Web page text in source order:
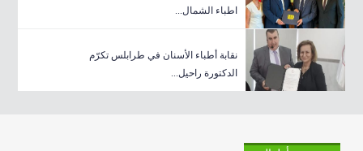
اطباء الشمال...
نقابة أطباء الأسنان في طرابلس تكرّم
الدكتورة راحيل...